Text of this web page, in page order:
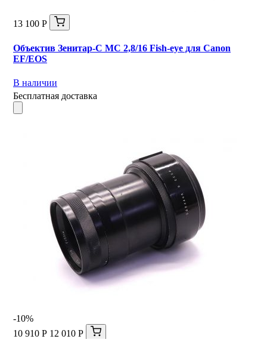
13 100 Р
Объектив Зенитар-С МС 2,8/16 Fish-eye для Canon
EF/EOS
В наличии
Бесплатная доставка
-10%
10 910 Р 12 010 Р